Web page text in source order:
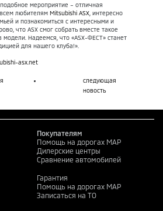
мероприятие – отличная
любителям Mitsubishi ASX , интересно
и познакомиться с интересными и
что ASX смог собрать вместе такое
модели. Надеемся, что «ASX-ФЕСТ» станет
для нашего клуба!».
asx.net
следующая
новость
Покупателям
Помощь на дорогах MAP
Дилерские центры
Сравнение автомобилей
Гарантия
Помощь на дорогах MAP
Записаться на ТО